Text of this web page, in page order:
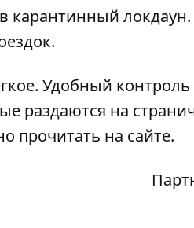
карантинный
Удобный контроль
раздаются на
прочитать на сайте.